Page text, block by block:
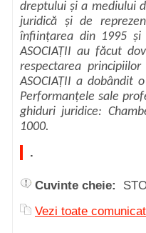
dreptului şi a mediului
juridică şi de
înființarea din 1995 și
ASOCIAȚII au făcut
respectarea
ASOCIAȚII a dobândit
Performanțele sale
ghiduri juridice:
1000.
.
Cuvinte cheie:
Vezi toate